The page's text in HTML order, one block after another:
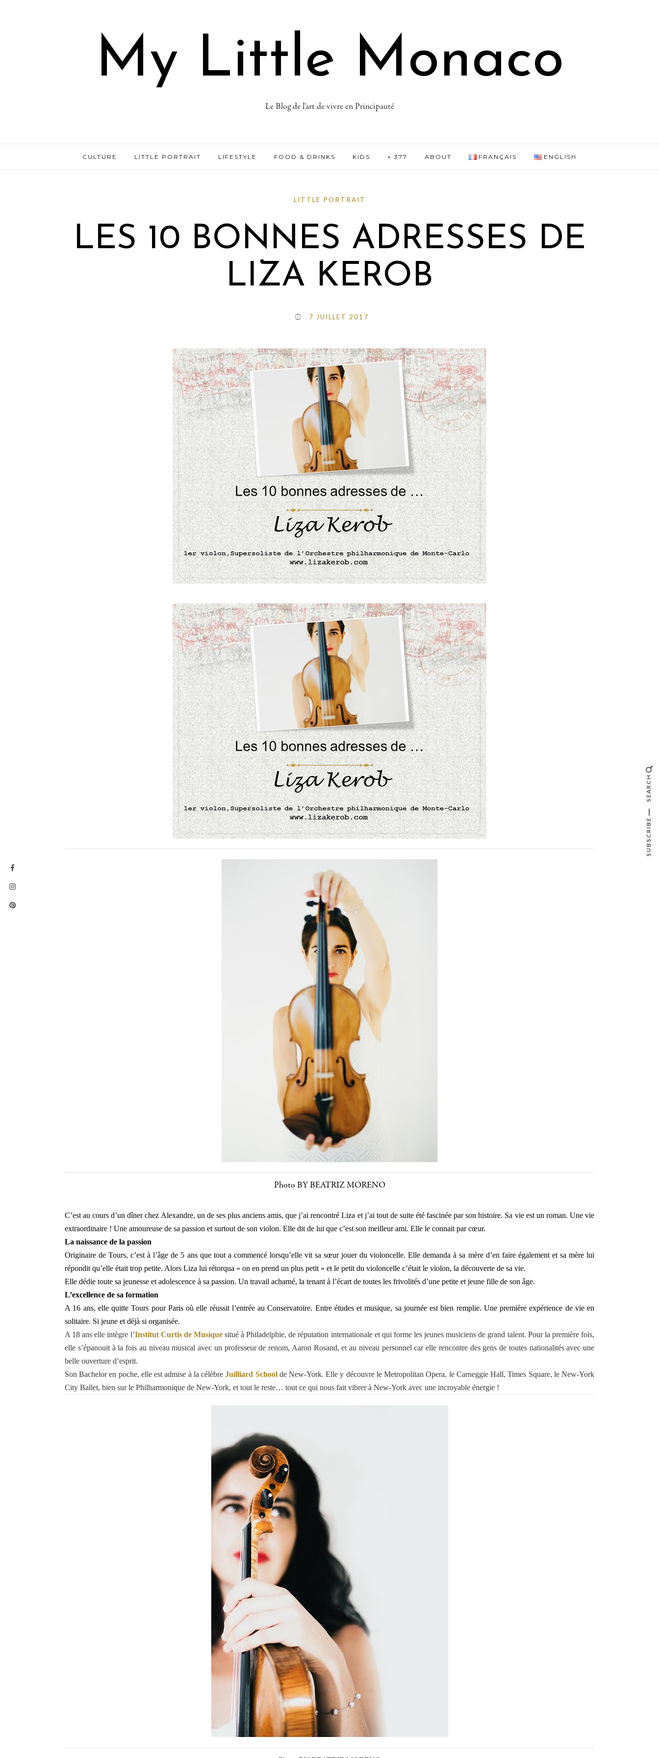
My Little Monaco
Le Blog de l'art de vivre en Principauté
CULTURE LITTLE PORTRAIT LIFESTYLE FOOD & DRINKS KIDS + 377 ABOUT FRANÇAIS ENGLISH
LITTLE PORTRAIT
LES 10 BONNES ADRESSES DE
LIZA KEROB
7 JUILLET 2017
Photo BY BEATRIZ MORENO
C’est au cours d’un dîner chez Alexandre, un de ses plus anciens amis, que j’ai rencontré Liza et j’ai tout de suite été fascinée par son histoire. Sa vie est un roman. Une vie
extraordinaire ! Une amoureuse de sa passion et surtout de son violon. Elle dit de lui que c’est son meilleur ami. Elle le connait par cœur.
La naissance de la passion
Originaire de Tours, c’est à l’âge de 5 ans que tout a commencé lorsqu’elle vit sa sœur jouer du violoncelle. Elle demanda à sa mère d’en faire également et sa mère lui
répondit qu’elle était trop petite. Alors Liza lui rétorqua « on en prend un plus petit » et le petit du violoncelle c’était le violon, la découverte de sa vie.
Elle dédie toute sa jeunesse et adolescence à sa passion. Un travail acharné, la tenant à l’écart de toutes les frivolités d’une petite et jeune fille de son âge.
L’excellence de sa formation
A 16 ans, elle quitte Tours pour Paris où elle réussit l’entrée au Conservatoire. Entre études et musique, sa journée est bien remplie. Une première expérience de vie en
solitaire. Si jeune et déjà si organisée.
A 18 ans elle intègre l’Institut Curtis de Musiquesitué à Philadelphie, de réputation internationale et qui forme les jeunes musiciens de grand talent. Pour la première fois,
elle s’épanouit à la fois au niveau musical avec un professeur de renom, Aaron Rosand, et au niveau personnel car elle rencontre des gens de toutes nationalités avec une
belle ouverture d’esprit.
Son Bachelor en poche, elle est admise à la célèbreJuilliard Schoolde New-York. Elle y découvre le Metropolitan Opera, le Carneggie Hall, Times Square, le New-York
City Ballet, bien sur le Philharmonique de New-York, et tout le reste… tout ce qui nous fait vibrer à New-York avec une incroyable énergie !
SEARCH
SUBSCRIBE